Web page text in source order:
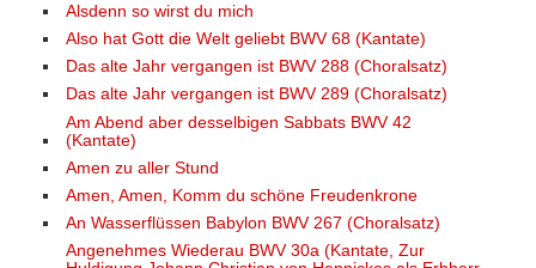
Alsdenn so wirst du mich
Also hat Gott die Welt geliebt BWV 68 (Kantate)
Das alte Jahr vergangen ist BWV 288 (Choralsatz)
Das alte Jahr vergangen ist BWV 289 (Choralsatz)
Am Abend aber desselbigen Sabbats BWV 42
(Kantate)
Amen zu aller Stund
Amen, Amen, Komm du schöne Freudenkrone
An Wasserflüssen Babylon BWV 267 (Choralsatz)
Angenehmes Wiederau BWV 30a (Kantate, Zur